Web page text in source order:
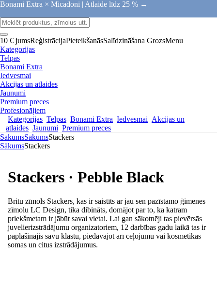
Bonami Extra × Micadoni | Atlaide līdz 25 % →
10 € jumsReģistrācijaPieteikšanāsSalīdzināšana GrozsMenu
Kategorijas
Telpas
Bonami Extra
Iedvesmai
Akcijas un atlaides
Jaunumi
Premium preces
Profesionāļiem
Kategorijas Telpas Bonami Extra Iedvesmai Akcijas un
atlaides Jaunumi Premium preces
SākumsSākumsStackers
SākumsStackers
Stackers · Pebble Black
Britu zīmols Stackers, kas ir saistīts ar jau sen pazīstamo ģimenes
zīmolu LC Design, tika dibināts, domājot par to, ka katram
priekšmetam ir jābūt savai vietai. Lai gan sākotnēji tas pievērsās
juvelierizstrādājumu organizatoriem, 12 darbības gadu laikā tas ir
paplašinājis savu klāstu, piedāvājot arī ceļojumu vai kosmētikas
somas un citus izstrādājumus.